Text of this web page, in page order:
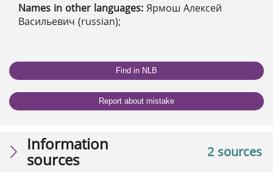
Names in other languages: Ярмош Алексей
Васильевич (russian);
Find in NLB
Report about mistake
2 sources
Information
sources